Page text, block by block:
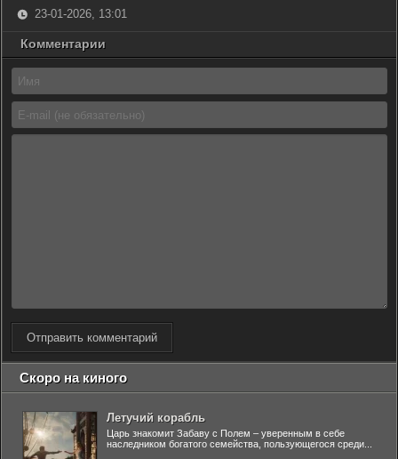
23-01-2026, 13:01
Комментарии
Отправить комментарий
Скоро на киного
Летучий корабль
Царь знакомит Забаву с Полем – уверенным в себе
наследником богатого семейства, пользующегося среди...